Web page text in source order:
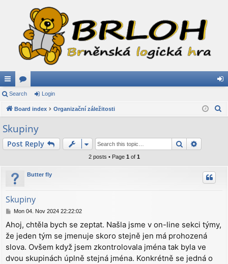
ui
ck
lin
ks
or
u
s
in
Search Login
Board index Organizační záležitosti
Skupiny
Post Reply Search
2 posts • Page 1 of 1
Butter fly
Skupiny
P
s
t
Mon 04. Nov 2024 22:22:02
Ahoj, chtěla bych se zeptat. Našla jsme v on-line sekci týmy,
že jeden tým se jmenuje skoro stejně jen má prohozená
slova. Ovšem když jsem zkontrolovala jména tak byla ve
dvou skupinách úplně stejná jména. Konkrétně se jedná o